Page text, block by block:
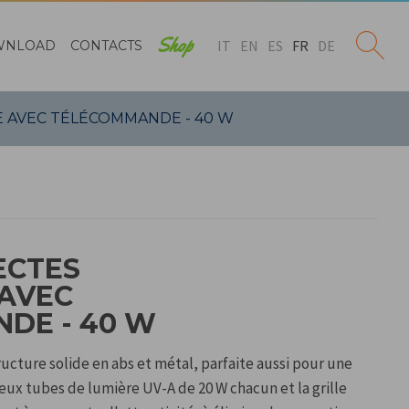
CONTACTS Shop IT EN ES FR DE
AVEC TÉLÉCOMMANDE - 40 W
- 40 W
solide en abs et métal, parfaite aussi pour une
tubes de lumière UV-A de 20 W chacun et la grille